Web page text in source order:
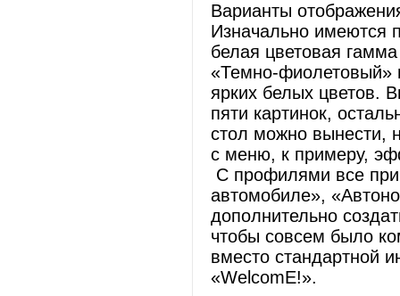
Варианты
Изначально имеются
белая цветовая
«Темно-фиолетовый»
ярких белых цветов.
пяти картинок,
стол можно вынести,
с меню, к примеру,
С профилями все
автомобиле»,
дополнительно
чтобы совсем было
вместо стандартной
«WelcomE!».